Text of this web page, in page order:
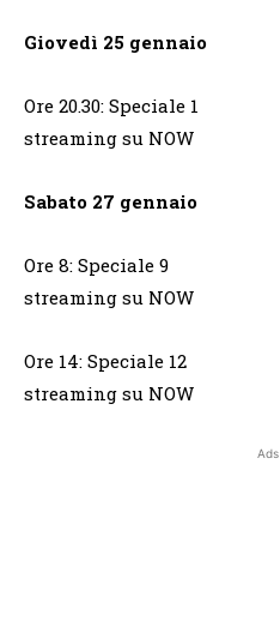
Giovedì 25 gennaio
Ore 20.30: Speciale 1
streaming su NOW
Sabato 27 gennaio
Ore 8: Speciale 9
streaming su NOW
Ore 14: Speciale 12
streaming su NOW
Ads